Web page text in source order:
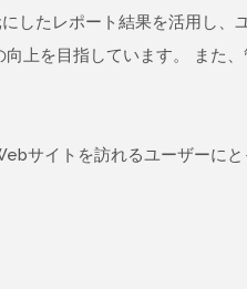
したレポート結果を活用し、
上を目指しています。 また、
サイトを訪れるユーザーにと